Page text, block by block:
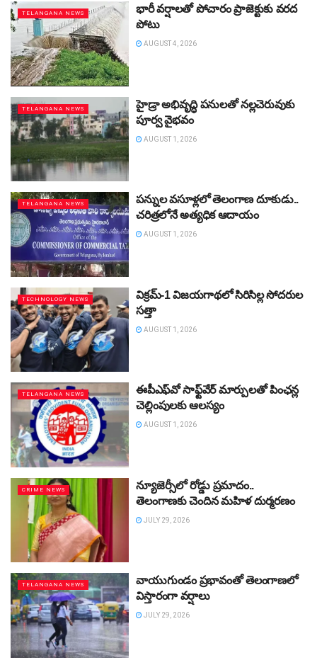
TELANGANA NEWS
భారీ వర్షాలతో పోచారం ప్రాజెక్టుకు వరద
పోటు
AUGUST 4, 2026
TELANGANA NEWS
హైడ్రా అభివృద్ధి పనులతో నల్లచెరువుకు
పూర్వ వైభవం
AUGUST 1, 2026
TELANGANA NEWS
పన్నుల వసూళ్లలో తెలంగాణ దూకుడు..
చరిత్రలోనే అత్యధిక ఆదాయం
AUGUST 1, 2026
TECHNOLOGY NEWS
విక్రమ్‌-1 విజయగాథలో సిరిసిల్ల సోదరుల
సత్తా
AUGUST 1, 2026
TELANGANA NEWS
ఈపీఎఫ్‌వో సాఫ్ట్‌వేర్‌ మార్పులతో పింఛన్ల
చెల్లింపులకు ఆలస్యం
AUGUST 1, 2026
CRIME NEWS
న్యూజెర్సీలో రోడ్డు ప్రమాదం..
తెలంగాణకు చెందిన మహిళ దుర్మరణం
JULY 29, 2026
TELANGANA NEWS
వాయుగుండం ప్రభావంతో తెలంగాణలో
విస్తారంగా వర్షాలు
JULY 29, 2026